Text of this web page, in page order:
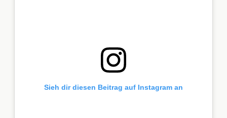
Sieh dir diesen Beitrag auf Instagram an